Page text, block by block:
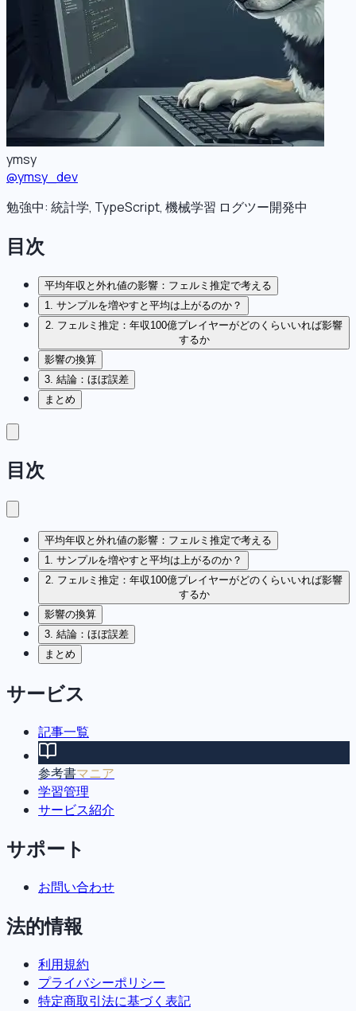
ymsy
@ymsy_dev
勉強中: 統計学, TypeScript, 機械学習 ログツー開発中
目次
平均年収と外れ値の影響：フェルミ推定で考える
1. サンプルを増やすと平均は上がるのか？
2. フェルミ推定：年収100億プレイヤーがどのくらいいれば影響
するか
影響の換算
3. 結論：ほぼ誤差
まとめ
目次
平均年収と外れ値の影響：フェルミ推定で考える
1. サンプルを増やすと平均は上がるのか？
2. フェルミ推定：年収100億プレイヤーがどのくらいいれば影響
するか
影響の換算
3. 結論：ほぼ誤差
まとめ
サービス
記事一覧
参考書マニア
学習管理
サービス紹介
サポート
お問い合わせ
法的情報
利用規約
プライバシーポリシー
特定商取引法に基づく表記